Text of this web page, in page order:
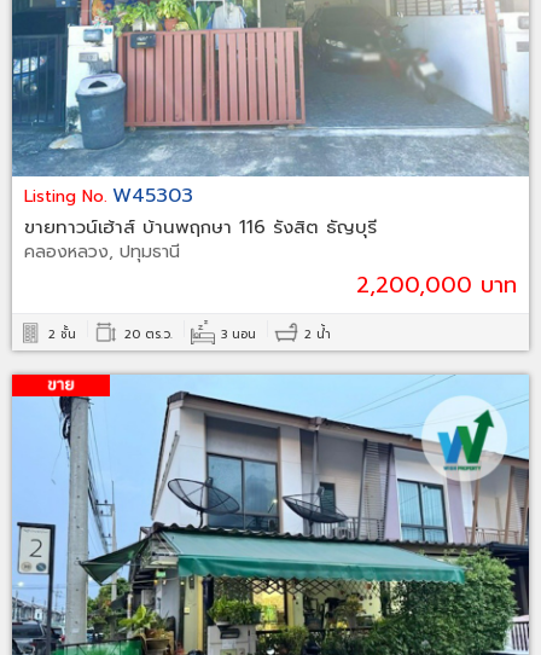
Listing No. W45303
ขายทาวน์เฮ้าส์ บ้านพฤกษา 116 รังสิต ธัญบุรี
คลองหลวง, ปทุมธานี
2,200,000 บาท
2 ชั้น 20 ตร.ว. 3 นอน 2 น้ำ